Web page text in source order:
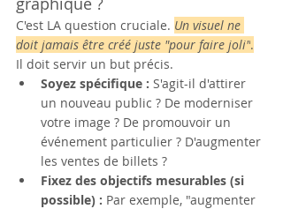
C'est LA question cruciale. Un visuel ne
doit jamais être créé juste "pour faire joli".
Il doit servir un but précis.
Soyez spécifique : S'agit-il d'attirer
un nouveau public ? De moderniser
votre image ? De promouvoir un
événement particulier ? D'augmenter
les ventes de billets ?
Fixez des objectifs mesurables (si
possible) : Par exemple, "augmenter